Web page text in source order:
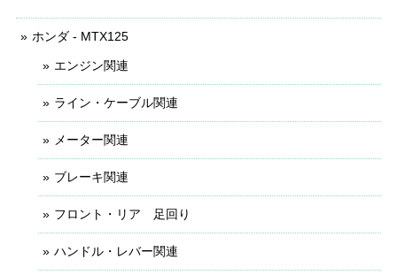
ホンダ - MTX125
エンジン関連
ライン・ケーブル関連
メーター関連
ブレーキ関連
フロント・リア 足回り
ハンドル・レバー関連